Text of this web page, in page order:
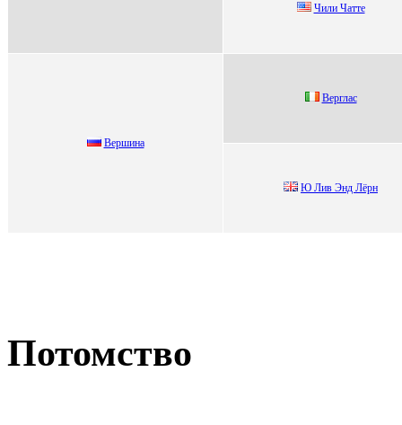
Чили Чaттe
Bеpшина
Bepглас
Ю Лив Энд Лёрн
Потомство